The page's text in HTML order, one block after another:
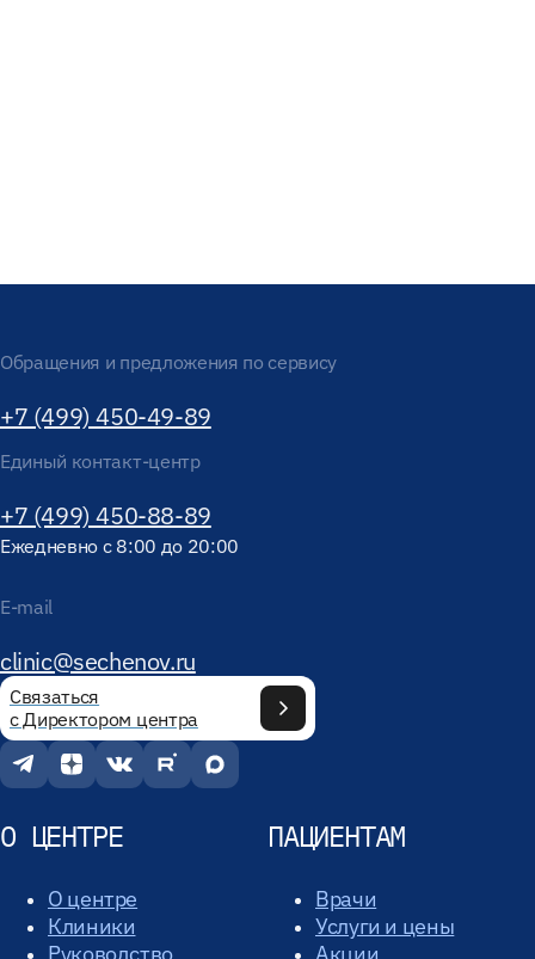
Обращения и предложения по сервису
+7 (499) 450-49-89
Единый контакт-центр
+7 (499) 450-88-89
Ежедневно с 8:00 до 20:00
E-mail
clinic@sechenov.ru
Связаться
с Директором центра
О ЦЕНТРЕ
О центре
Клиники
Руководство
ПАЦИЕНТАМ
Врачи
Услуги и цены
Акции